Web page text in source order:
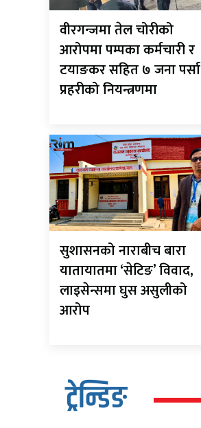
वीरगन्जमा तेल चोरीको
आरोपमा पम्पका कर्मचारी र
टयाङकर सहित ७ जना पर्सा
प्रहरीको नियन्त्रणमा
सुशासनको नाराबीच बारा
यातायातमा ‘सेटिङ’ विवाद,
लाइसेन्समा घुस असुलीको
आरोप
ट्रेन्डिङ